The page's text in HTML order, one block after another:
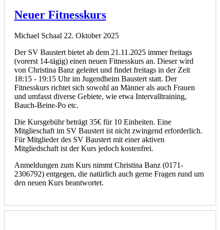
Neuer Fitnesskurs
Michael Schaal 22. Oktober 2025
Der SV Baustert bietet ab dem 21.11.2025 immer freitags
(vorerst 14-tägig) einen neuen Fitnesskurs an. Dieser wird
von Christina Banz geleitet und findet freitags in der Zeit
18:15 - 19:15 Uhr im Jugendheim Baustert statt. Der
Fitnesskurs richtet sich sowohl an Männer als auch Frauen
und umfasst diverse Gebiete, wie etwa Intervalltraining,
Bauch-Beine-Po etc.
Die Kursgebühr beträgt 35€ für 10 Einheiten. Eine
Mitglieschaft im SV Baustert ist nicht zwingend erforderlich.
Für Mitglieder des SV Baustert mit einer aktiven
Mitgliedschaft ist der Kurs jedoch kostenfrei.
Anmeldungen zum Kurs nimmt Christina Banz (0171-
2306792) entgegen, die natürlich auch gerne Fragen rund um
den neuen Kurs beantwortet.